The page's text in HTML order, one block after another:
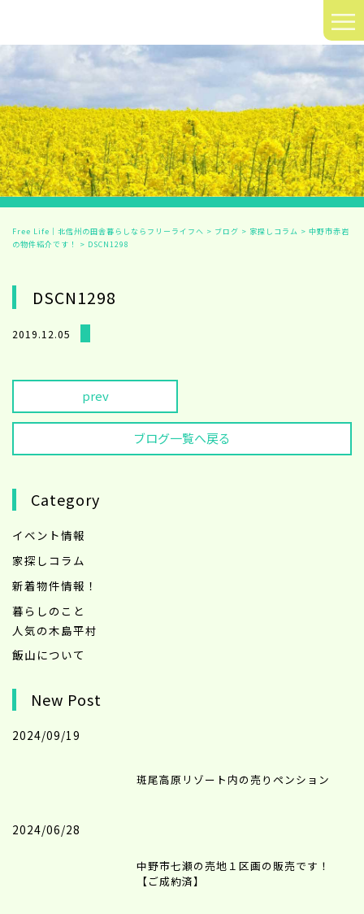
≡
Free Life｜北信州の田舎暮らしならフリーライフへ > ブログ > 家探しコラム > 中野市赤岩
の物件紹介です！
> DSCN1298
DSCN1298
2019.12.05
prev
ブログ一覧へ戻る
Category
イベント情報
家探しコラム
新着物件情報！
暮らしのこと
人気の木島平村
飯山について
New Post
2024/09/19
斑尾高原リゾート内の売りペンション
2024/06/28
中野市七瀬の売地１区画の販売です！
【ご成約済】